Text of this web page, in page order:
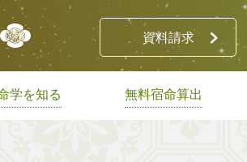
資料請求
学を知る 無料宿命算出